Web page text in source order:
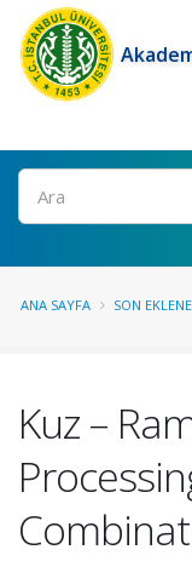
Ara
ANA SAYFA SON
Kuz –